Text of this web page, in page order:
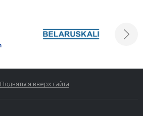
Подняться вверх сайта